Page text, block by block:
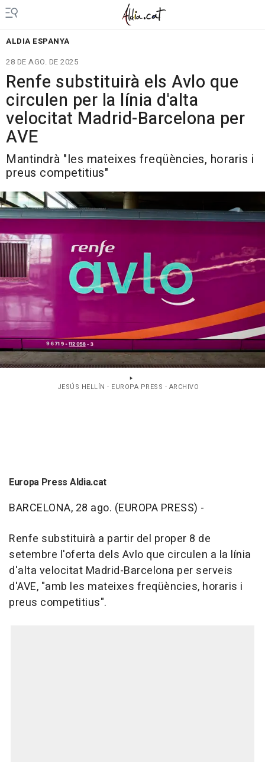
ALDIA ESPANYA
28 DE AGO. DE 2025
Renfe substituirà els Avlo que
circulen per la línia d'alta
velocitat Madrid-Barcelona per
AVE
Mantindrà "les mateixes freqüències, horaris i
preus competitius"
JESÚS HELLÍN - EUROPA PRESS - ARCHIVO
Europa Press Aldia.cat
BARCELONA, 28 ago. (EUROPA PRESS) -
Renfe substituirà a partir del proper 8 de
setembre l'oferta dels Avlo que circulen a la línia
d'alta velocitat Madrid-Barcelona per serveis
d'AVE, "amb les mateixes freqüències, horaris i
preus competitius".